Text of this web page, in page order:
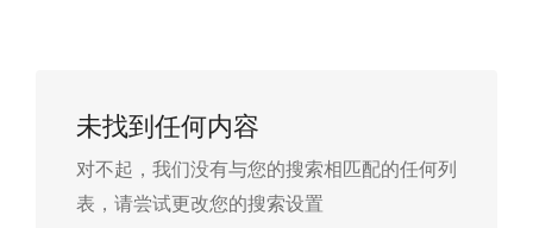
未找到任何内容
对不起，我们没有与您的搜索相匹配的任何列
表，请尝试更改您的搜索设置